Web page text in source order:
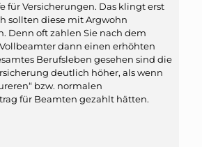
für Versicherungen. Das klingt erst
sollten diese mit Argwohn
Denn oft zahlen Sie nach dem
dann einen erhöhten
Berufsleben gesehen sind die
deutlich höher, als wenn
bzw. normalen
für Beamten gezahlt hätten.